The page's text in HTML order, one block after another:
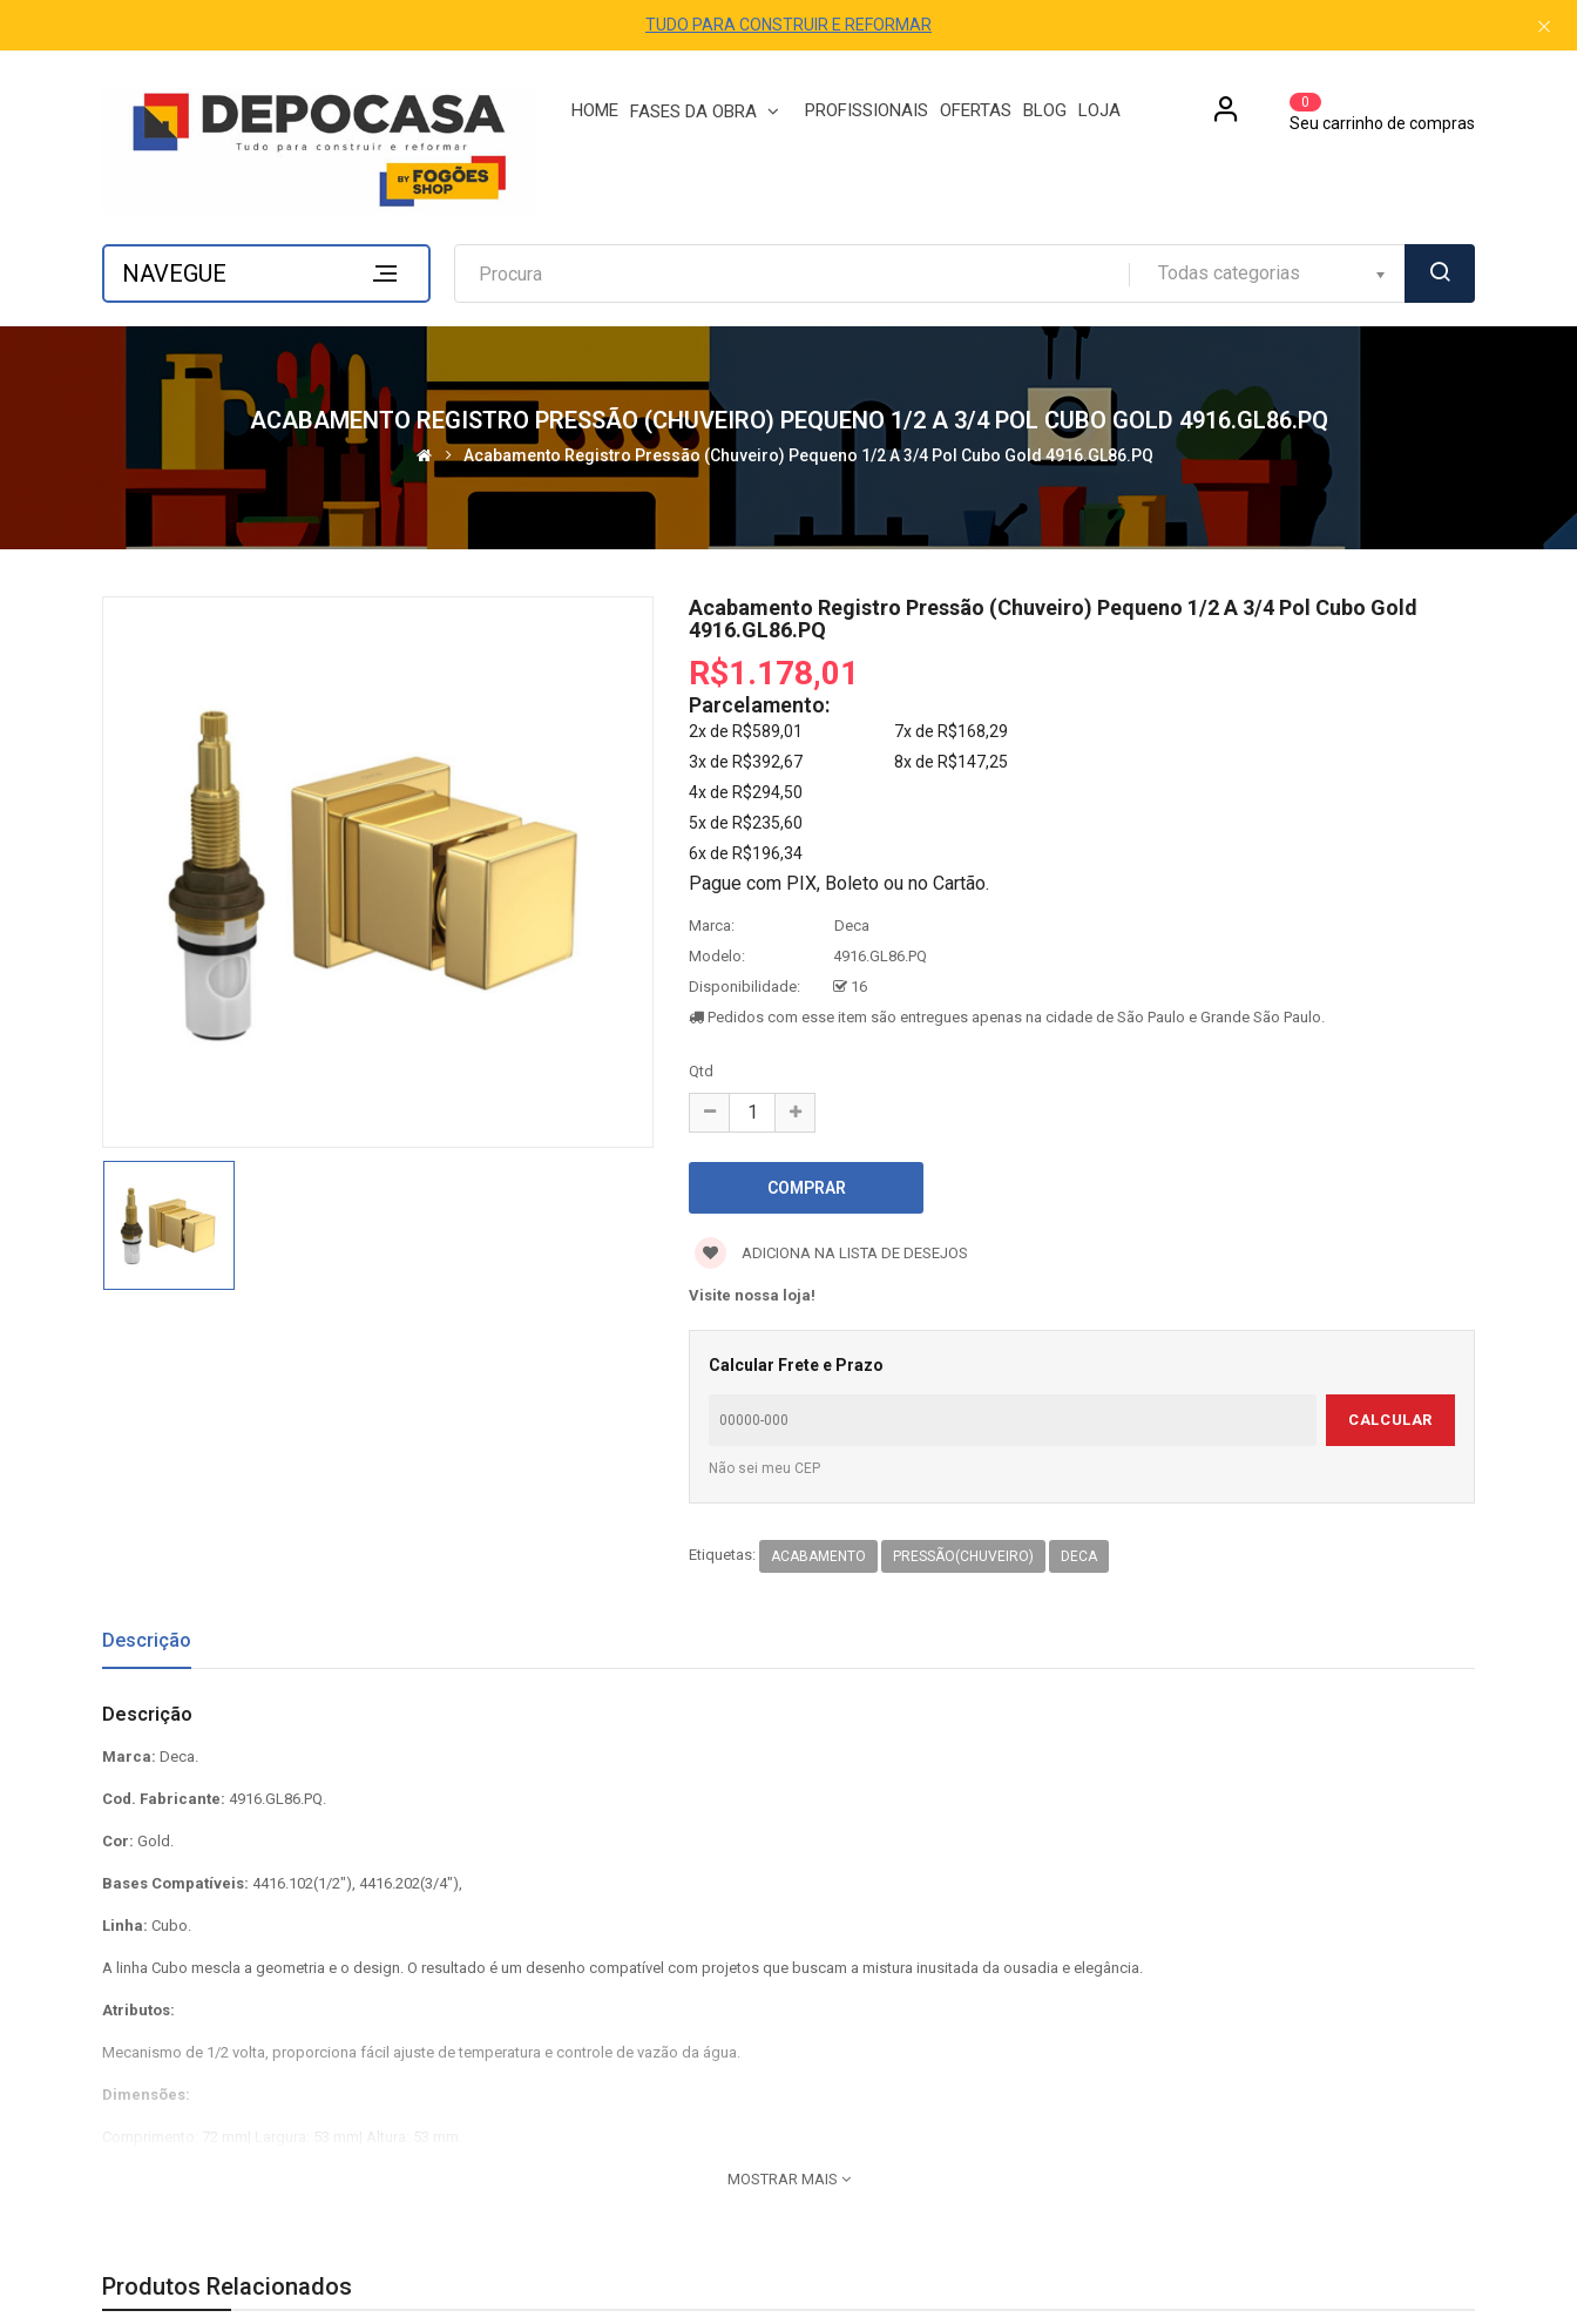
TUDO PARA CONSTRUIR E REFORMAR
HOME FASES DA OBRA PROFISSIONAIS OFERTAS BLOG LOJA
Seu carrinho de compras
0
NAVEGUE Todas categorias
ACABAMENTO REGISTRO PRESSÃO (CHUVEIRO) PEQUENO 1/2 A 3/4 POL CUBO GOLD 4916.GL86.PQ
Acabamento Registro Pressão (Chuveiro) Pequeno 1/2 A 3/4 Pol Cubo Gold 4916.GL86.PQ
Acabamento Registro Pressão (Chuveiro) Pequeno 1/2 A 3/4 Pol Cubo Gold
4916.GL86.PQ
R$1.178,01
Parcelamento:
2x de R$589,01
3x de R$392,67
4x de R$294,50
5x de R$235,60
6x de R$196,34
7x de R$168,29
8x de R$147,25
Pague com PIX, Boleto ou no Cartão.
Marca:
Deca
Modelo:
4916.GL86.PQ
Disponibilidade:
16
Pedidos com esse item são entregues apenas na cidade de São Paulo e Grande São Paulo.
Qtd
ADICIONA NA LISTA DE DESEJOS
Visite nossa loja!
Calcular Frete e Prazo
CALCULAR
Não sei meu CEP
Etiquetas: ACABAMENTO PRESSÃO(CHUVEIRO) DECA
Descrição
Descrição
Marca: Deca.
Cod. Fabricante: 4916.GL86.PQ.
Cor: Gold.
Bases Compatíveis: 4416.102(1/2"), 4416.202(3/4"),
Linha: Cubo.
A linha Cubo mescla a geometria e o design. O resultado é um desenho compatível com projetos que buscam a mistura inusitada da ousadia e elegância.
Atributos:
Mecanismo de 1/2 volta, proporciona fácil ajuste de temperatura e controle de vazão da água.
Dimensões:
Este acabamento serve somente para registros de pressão, ou seja, misturador do chuveiro, banheira e ducha higiênica quente e fria. Não entra outro tipo de base de registro somente
MOSTRAR MAIS
Produtos Relacionados